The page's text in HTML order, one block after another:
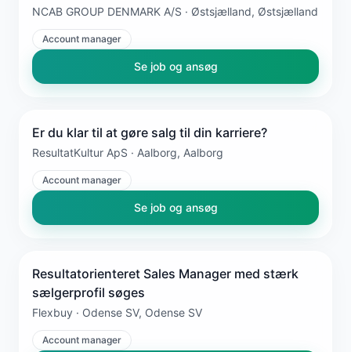
NCAB GROUP DENMARK A/S · Østsjælland, Østsjælland
Account manager
Se job og ansøg
Er du klar til at gøre salg til din karriere?
ResultatKultur ApS · Aalborg, Aalborg
Account manager
Se job og ansøg
Resultatorienteret Sales Manager med stærk
sælgerprofil søges
Flexbuy · Odense SV, Odense SV
Account manager